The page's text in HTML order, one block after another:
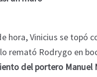
hora, Vinicius se topó
remató Rodrygo en
del portero Manuel